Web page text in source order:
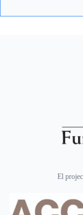
El